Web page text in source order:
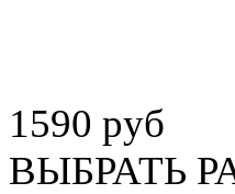
1590 руб
ВЫБРАТЬ